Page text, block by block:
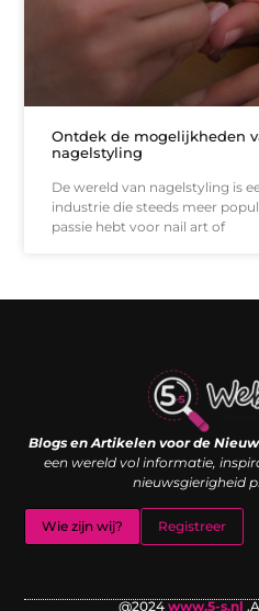
Ontdek de mogelijkheden
nagelstyling
De wereld van nagelstyling is
industrie die steeds meer
passie hebt voor nail art of
Blogs en Artikelen voor de
een wereld vol informatie,
nieuwsgierigheid
Wie zijn wij? Registreer
@2024www.5-s.nl